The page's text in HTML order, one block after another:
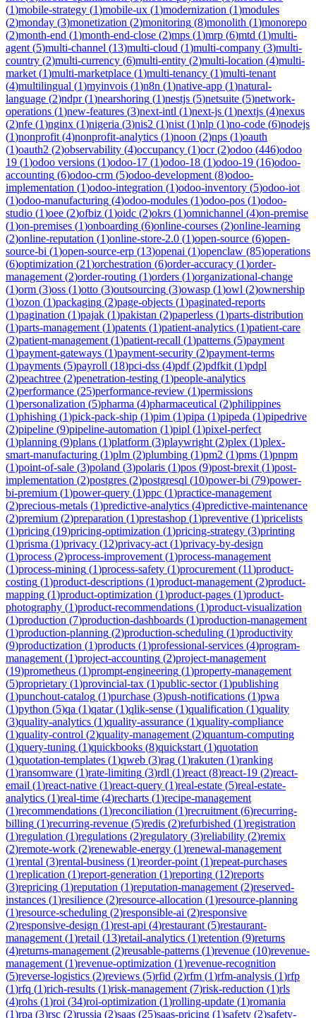
(1)mobile-strategy (1)mobile-ux (1)modernization (1)modules
(2)monday (3)monetization (2)monitoring (8)monolith (1)monorepo
(2)month-end (1)month-end-close (2)mps (1)mrp (6)mtd (1)multi-
agent (5)multi-channel (13)multi-cloud (1)multi-company (3)multi-
country (2)multi-currency (6)multi-entity (2)multi-location (4)multi-
market (1)multi-marketplace (1)multi-tenancy (1)multi-tenant
(4)multilingual (1)myinvois (1)n8n (1)native-app (1)natural-
language (2)ndpr(1)nearshoring (1)nestjs (5)netsuite (5)network-
operations (1)new-features (3)next-intl (1)next-js (1)nextjs (4)nexus
(2)nfe (1)nginx (1)nigeria (3)nis2 (1)nist (1)nlp (1)no-code (6)nodejs
(1)nonprofit (4)nonprofit-analytics (1)noon (2)nps (1)oauth
(1)oauth2 (2)observability (4)occupancy (1)ocr(2)odoo (446)odoo
19 (1)odoo versions (1)odoo-17 (1)odoo-18 (1)odoo-19 (16)odoo-
accounting (6)odoo-crm (5)odoo-development (8)odoo-
implementation (1)odoo-integration (1)odoo-inventory (5)odoo-iot
(1)odoo-manufacturing (4)odoo-modules (1)odoo-pos (1)odoo-
studio (1)oee (2)ofbiz (1)oidc (2)okrs (1)omnichannel (4)on-premise
(1)on-premises (1)onboarding (6)online-courses (2)online-learning
(2)online-reputation (1)online-store-2.0 (1)open-source (6)open-
source-bi (1)open-source-erp (13)openai (1)openclaw (85)operations
(6)optimization (21)orchestration (6)order-accuracy (1)order-
management (2)order-routing (1)orders (1)organizational-change
(1)orm (3)oss (1)otto (3)outsourcing (3)owasp (1)owl (2)ownership
(1)ozon (1)packaging (2)page-objects (1)paginated-reports
(1)pagination (1)pajak (1)pakistan (2)paperless (1)parts-distribution
(1)parts-management (1)patents (1)patient-analytics (1)patient-care
(2)patient-management (1)patient-recall (1)patterns (5)payment
(1)payment-gateways (1)payment-security (2)payment-terms
(1)payments (5)payroll (18)pci-dss (4)pdf(2)pdfkit (1)pdpl
(2)peachtree (2)penetration-testing (1)people-analytics
(2)performance (25)performance-review (1)permissions
(1)personalization (5)pharma (4)pharmaceutical (2)philippines
(1)phishing (1)pick-pack-ship (1)pim (1)pipa (1)pipeda (1)pipedrive
(2)pipeline (9)pipeline-automation (1)pipl (1)pixel-perfect
(1)planning (9)plans (1)platform (3)playwright (2)plex (1)plex-
smart-manufacturing (1)plm (2)plumbing (1)pm2 (1)pms (1)pnpm
(1)point-of-sale (3)poland (3)polaris (1)pos (9)post-brexit (1)post-
implementation (2)postgres (2)postgresql (10)power-bi (79)power-
bi-premium (1)power-query (1)ppc (1)practice-management
(2)precious-metals (1)predictive-analytics (4)predictive-maintenance
(2)premium (2)preparation (1)prestashop (1)preventive (1)pricelists
(1)pricing (19)pricing-optimization (1)pricing-strategy (3)printing
(1)prisma (1)privacy (12)privacy-act (1)privacy-by-design
(1)process (2)process-improvement (1)process-management
(1)process-mining (1)process-safety (1)procurement (11)product-
costing (1)product-descriptions (1)product-management (2)product-
mapping (1)product-optimization (1)product-pages (1)product-
photography (1)product-recommendations (1)product-visualization
(1)production (7)production-dashboards (1)production-management
(1)production-planning (2)production-scheduling (1)productivity
(9)productization (1)products (1)professional-services (4)program-
management (1)project-accounting (2)project-management
(19)prometheus (1)prompt-engineering (1)property-management
(5)proprietary (1)provincial-tax (1)public-sector(1)publishing
(1)punchout-catalog (1)purchase (3)push-notifications (1)pwa
(1)python (5)qa (1)qatar(1)qlik-sense (1)qualification (1)quality
(3)quality-analytics (1)quality-assurance (1)quality-compliance
(1)quality-control (2)quality-management (2)quantum-computing
(1)query-tuning (1)quickbooks (8)quickstart (1)quotation
(1)quotation-templates (1)qweb (3)rag (1)rakuten (1)ranking
(1)ransomware (1)rate-limiting (3)rdl (1)react (8)react-19 (2)react-
email (1)react-native (1)react-query (1)real-estate (5)real-estate-
analytics (1)real-time (4)recharts (1)recipe-management
(1)recommendations (1)reconciliation (1)recruitment (6)recurring-
billing (1)recurring-revenue (5)redis (2)refurbished (1)registration
(1)regulation (1)regulations (2)regulatory (3)reliability (2)remix
(2)remote-work (2)renewable-energy (1)renewal-management
(1)rental (3)rental-business (1)reorder-point (1)repeat-purchases
(1)replication (1)report-generation (1)reporting (12)reports
(3)repricing (1)reputation (1)reputation-management (2)reserved-
instances (1)resilience (2)resource-allocation (1)resource-planning
(1)resource-scheduling (2)responsible-ai (2)responsive
(2)responsive-design (1)rest-api (4)restaurant (5)restaurant-
management (1)retail (13)retail-analytics (1)retention (9)returns
(4)returns-management (2)reusable-patterns (1)revenue (10)revenue-
management (1)revenue-optimization (1)revenue-recognition
(5)reverse-logistics (2)reviews (5)rfid (2)rfm (1)rfm-analysis (1)rfp
(1)rfq (1)rich-results (1)risk-management (7)risk-reduction (1)rls
(4)rohs (1)roi (34)roi-optimization (1)rolling-update (1)romania
(1)rpa (3)rsc (2)russia (2)saas (25)saas-pricing (1)safety (2)safety-